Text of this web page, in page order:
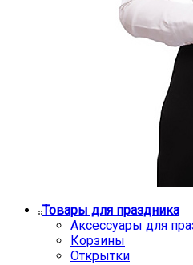
Товары для праздника
Аксессуары для
Корзины
Открытки